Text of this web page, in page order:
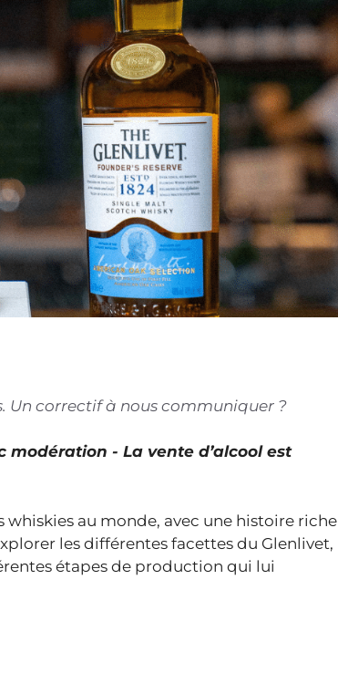
Un correctif à nous communiquer ?
modération - La vente d’alcool est
au monde, avec une histoire riche
les différentes facettes du Glenlivet,
étapes de production qui lui